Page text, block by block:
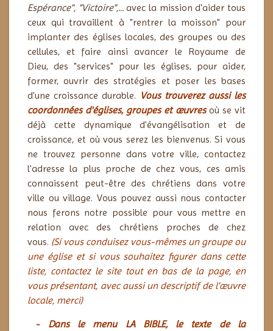
Espérance", ”Victoire”,...avec la mission d'aider tous
ceux qui travaillent à "rentrer la moisson" pour
implanter des églises locales, des groupes ou des
cellules, et faire ainsi avancer le Royaume de
Dieu, des "services" pour les églises, pour aider,
former, ouvrir des stratégies et poser les bases
d'une croissance durable. Vous trouverez aussi les
coordonnées d'églises, groupes et œuvresoù se vit
déjà cette dynamique d'évangélisation et de
croissance, et où vous serez les bienvenus.Si vous
ne trouvez personne dans votre ville, contactez
l'adresse la plus proche de chez vous, ces amis
connaissent peut-être des chrétiens dans votre
ville ou village. Vous pouvez aussi nous contacter
nous ferons notre possible pour vous mettre en
relation avec des chrétiens proches de chez
vous. (Si vous conduisez vous-mêmes un groupe ou
une église et si vous souhaitez figurer dans cette
liste, contactez le site tout en bas de la page, en
vous présentant, avec aussi un descriptif de l'œuvre
locale, merci)
- Dans le menu LA BIBLE, le texte de la